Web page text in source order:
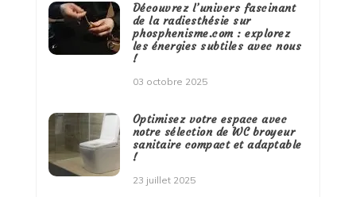
Découvrez l’univers fascinant
de la radiesthésie sur
phosphenisme.com : explorez
les énergies subtiles avec nous
!
03 octobre 2025
Optimisez votre espace avec
notre sélection de WC broyeur
sanitaire compact et adaptable
!
23 juillet 2025